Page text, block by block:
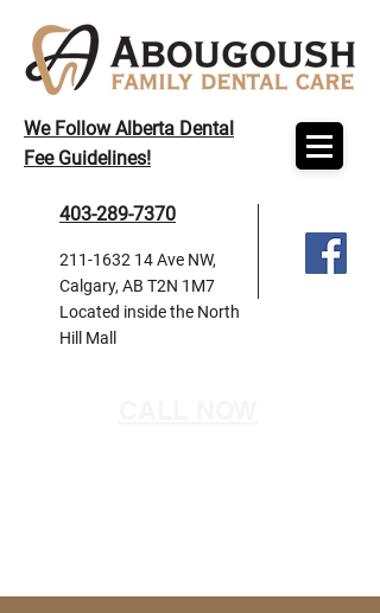
We Follow Alberta Dental
Fee Guidelines!
403-289-7370
211-1632 14Ave NW,
Calgary, AB T2N 1M7
Located inside the North
Hill Mall